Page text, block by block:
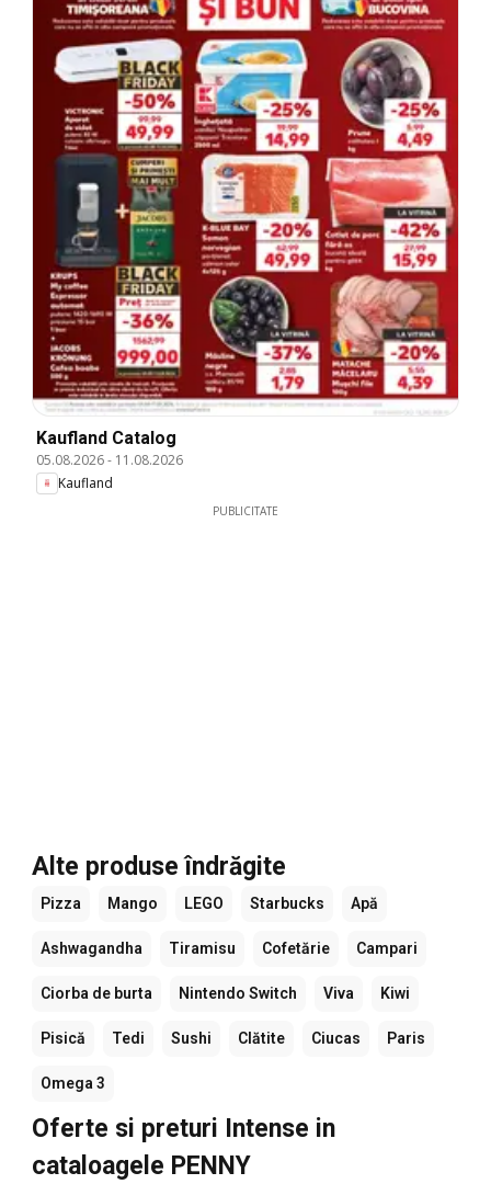
Kaufland Catalog
05.08.2026- 11.08.2026
Kaufland
PUBLICITATE
Alte produse îndrăgite
Pizza Mango LEGO Starbucks Apă
Ashwagandha Tiramisu Cofetărie Campari
Ciorba de burta Nintendo Switch Viva Kiwi
Pisică Tedi Sushi Clătite Ciucas Paris
Omega 3
Oferte si preturi Intense in
cataloagele PENNY